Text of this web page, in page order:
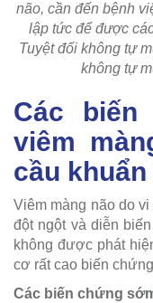
não, cần đến bệnh
lập tức để được
Tuyệt đối không tự
không tự
Các biến
viêm
cầu
Viêm màng não do
đột ngột và diễn
không được phát
cơ rất cao biến
Các biến chứng